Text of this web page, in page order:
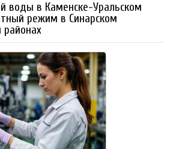
воды в Каменске-Уральском
режим в Синарском
районах